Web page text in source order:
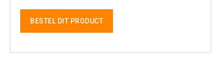
BESTEL DIT PRODUCT